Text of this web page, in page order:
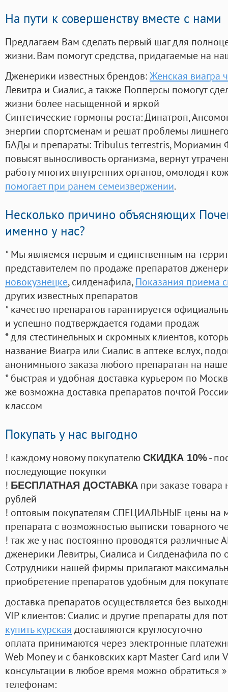
На пути к совершенству вместе с нами
Предлагаем Вам сделать первый шаг для
жизни. Вам помогут средства, придагаемые на
Дженерики известных брендов:Женская виагра
Левитра и Сиалис, а также Попперсы помогут
жизни более насыщенной и яркой
Синтетические гормоны роста: Динатроп,
энергии спортсменам и решат проблемы
БАДы и препараты:Tribulus terrestris, Мориамин
повысят выносливость организма, вернут
работу многих внутренних органов, омолодят
помогает при ранем семеизвержении.
Несколько причино объясняющих
именно у нас?
* Мы являемся первым и единственным на
представителем по продаже препаратов
новокузнецке, силденафила, Показания приема
других известных препаратов
* качество препаратов гарантируется
и успешно подтверждается годами продаж
* для стестинельных и скромных клиентов,
название Виагра или Сиалис в аптеке вслух,
анонимныого заказа любого препаратан на
* быстрая и удобная доставка курьером по
же возможна доставка препаратов почтой
классом
Покупать у нас выгодно
! каждому новому покупателю СКИДКА 10%-
последующие покупки
! БЕСПЛАТНАЯ ДОСТАВКА при заказе
рублей
! оптовым покупателям СПЕЦИАЛЬНЫЕ цены на
препарата с возможностью выписки товарного
! так же у нас постоянно проводятся
дженерики Левитры, Сиалиса и Силденафила по
Cотрудники нашей фирмы прилагают
приобретение препаратов удобным для
доставка препаратов осуществляется без
VIP клиентов: Сиалис и другие препараты для
купить курская доставляются круглосуточно
оплата принимаются через электронные
Web Money и с банковских карт Master Card или
консультации в любое время можно обратиться
телефонам: